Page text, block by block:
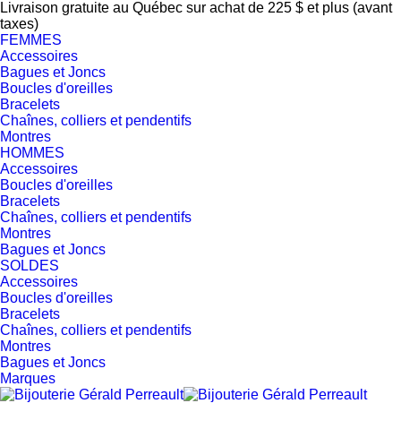
Livraison gratuite au Québec sur achat de 225 $ et plus (avant
taxes)
FEMMES
Accessoires
Bagues et Joncs
Boucles d'oreilles
Bracelets
Chaînes, colliers et pendentifs
Montres
HOMMES
Accessoires
Boucles d'oreilles
Bracelets
Chaînes, colliers et pendentifs
Montres
Bagues et Joncs
SOLDES
Accessoires
Boucles d'oreilles
Bracelets
Chaînes, colliers et pendentifs
Montres
Bagues et Joncs
Marques